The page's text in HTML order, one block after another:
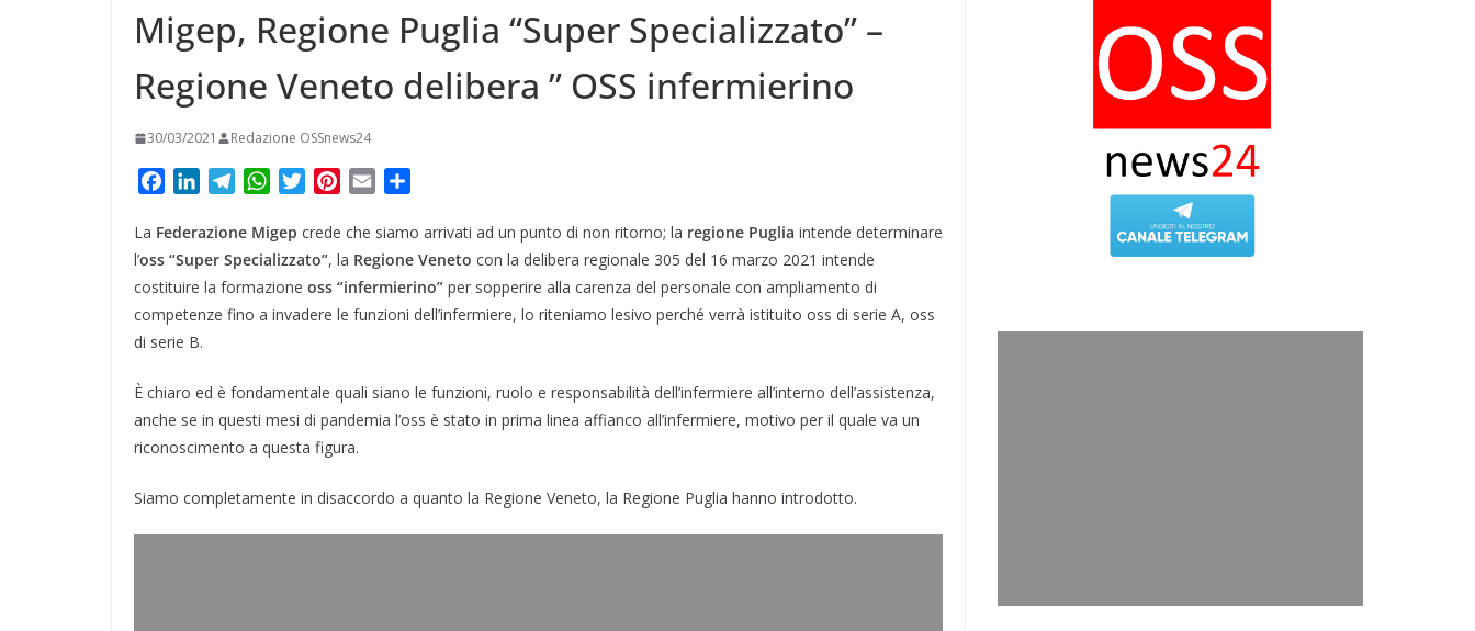
Migep, Regione Puglia “Super Specializzato” –
Regione Veneto delibera ” OSS infermierino
30/03/2021 Redazione OSSnews24
c
e
b
o
o
n
k
e
d
l
e
g
r
W
a
t
s
A
i
t
t
e
n
t
e
r
t
a
i
l
n
d
i
v
La Federazione Migep crede che siamo arrivati ad un punto di non ritorno; la regione Puglia intende determinare
l’oss “Super Specializzato”, la Regione Veneto con la delibera regionale 305 del 16 marzo 2021 intende
costituire la formazione oss “infermierino” per sopperire alla carenza del personale con ampliamento di
competenze fino a invadere le funzioni dell’infermiere, lo riteniamo lesivo perché verrà istituito oss di serie A, oss
di serie B.
È chiaro ed è fondamentale quali siano le funzioni, ruolo e responsabilità dell’infermiere all’interno dell’assistenza,
anche se in questi mesi di pandemia l’oss è stato in prima linea affianco all’infermiere, motivo per il quale va un
riconoscimento a questa figura.
Siamo completamente in disaccordo a quanto la Regione Veneto, la Regione Puglia hanno introdotto.